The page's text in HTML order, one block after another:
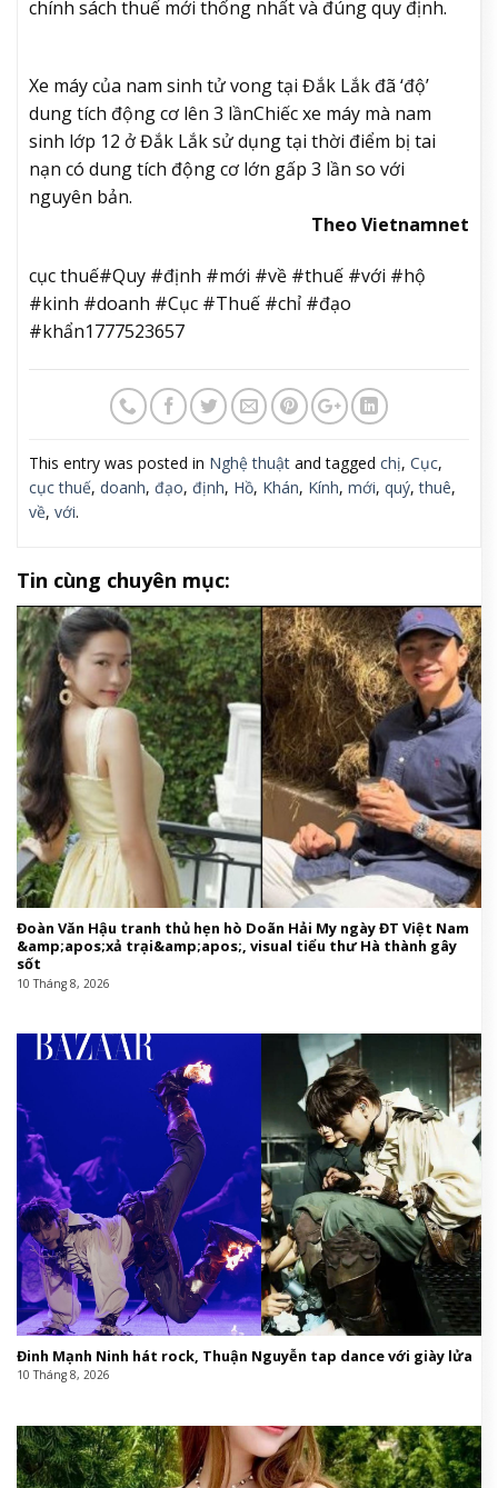
chính sách thuế mới thống nhất và đúng quy định.
Xe máy của nam sinh tử vong tại Đắk Lắk đã ‘độ’
dung tích động cơ lên 3 lầnChiếc xe máy mà nam
sinh lớp 12 ở Đắk Lắk sử dụng tại thời điểm bị tai
nạn có dung tích động cơ lớn gấp 3 lần so với
nguyên bản.
Theo Vietnamnet
cục thuế#Quy #định #mới #về #thuế #với #hộ
#kinh #doanh #Cục #Thuế #chỉ #đạo
#khẩn1777523657
This entry was posted in Nghệ thuật and tagged chị, Cục,
cục thuế, doanh, đạo, định, Hồ, Khán, Kính, mới, quý,thuê,
về, với.
Tin cùng chuyên mục:
Đoàn Văn Hậu tranh thủ hẹn hò Doãn Hải My ngày ĐT Việt Nam
&amp;apos;xả trại&amp;apos;, visual tiểu thư Hà thành gây
sốt
10 Tháng 8, 2026
Đinh Mạnh Ninh hát rock, Thuận Nguyễn tap dance với giày lửa
10 Tháng 8, 2026